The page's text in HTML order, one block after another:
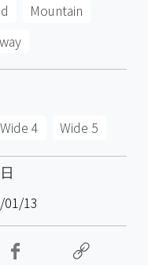
Mountain
Wide 4 Wide 5
01/13